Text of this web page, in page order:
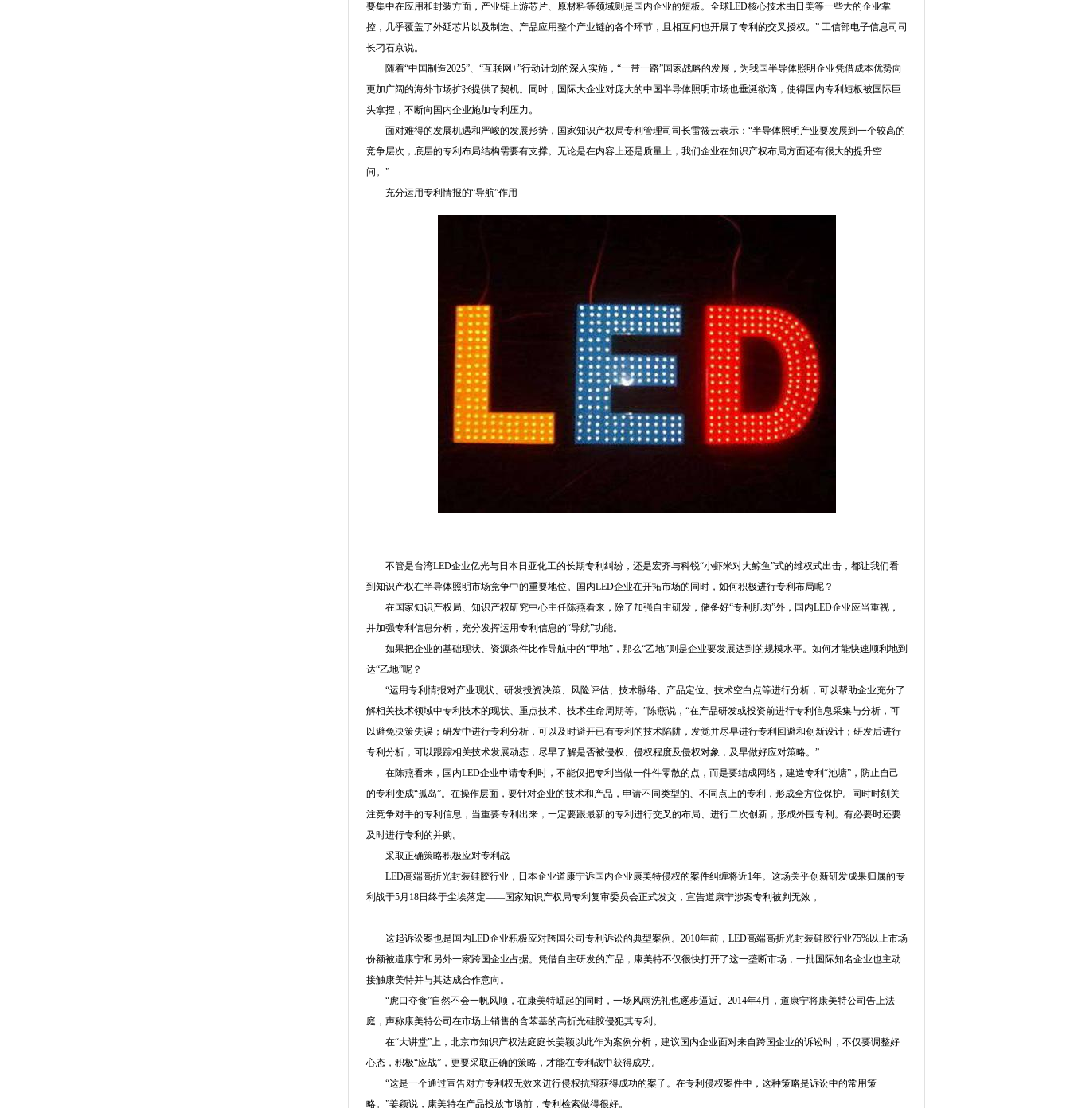
要集中在应用和封装方面，产业链上游芯片、原材料等领域则是国内企业的短板。全球LED核心技术由日美等一些大的企业掌
控，几乎覆盖了外延芯片以及制造、产品应用整个产业链的各个环节，且相互间也开展了专利的交叉授权。” 工信部电子信息司司
长刁石京说。
随着“中国制造2025”、“互联网+”行动计划的深入实施，“一带一路”国家战略的发展，为我国半导体照明企业凭借成本优势向
更加广阔的海外市场扩张提供了契机。同时，国际大企业对庞大的中国半导体照明市场也垂涎欲滴，使得国内专利短板被国际巨
头拿捏，不断向国内企业施加专利压力。
面对难得的发展机遇和严峻的发展形势，国家知识产权局专利管理司司长雷筱云表示：“半导体照明产业要发展到一个较高的
竞争层次，底层的专利布局结构需要有支撑。无论是在内容上还是质量上，我们企业在知识产权布局方面还有很大的提升空
间。”
充分运用专利情报的“导航”作用
不管是台湾LED企业亿光与日本日亚化工的长期专利纠纷，还是宏齐与科锐“小虾米对大鲸鱼”式的维权式出击，都让我们看
到知识产权在半导体照明市场竞争中的重要地位。国内LED企业在开拓市场的同时，如何积极进行专利布局呢？
在国家知识产权局、知识产权研究中心主任陈燕看来，除了加强自主研发，储备好“专利肌肉”外，国内LED企业应当重视，
并加强专利信息分析，充分发挥运用专利信息的“导航”功能。
如果把企业的基础现状、资源条件比作导航中的“甲地”，那么“乙地”则是企业要发展达到的规模水平。如何才能快速顺利地到
达“乙地”呢？
“运用专利情报对产业现状、研发投资决策、风险评估、技术脉络、产品定位、技术空白点等进行分析，可以帮助企业充分了
解相关技术领域中专利技术的现状、重点技术、技术生命周期等。”陈燕说，“在产品研发或投资前进行专利信息采集与分析，可
以避免决策失误；研发中进行专利分析，可以及时避开已有专利的技术陷阱，发觉并尽早进行专利回避和创新设计；研发后进行
专利分析，可以跟踪相关技术发展动态，尽早了解是否被侵权、侵权程度及侵权对象，及早做好应对策略。”
在陈燕看来，国内LED企业申请专利时，不能仅把专利当做一件件零散的点，而是要结成网络，建造专利“池塘”，防止自己
的专利变成“孤岛”。在操作层面，要针对企业的技术和产品，申请不同类型的、不同点上的专利，形成全方位保护。同时时刻关
注竞争对手的专利信息，当重要专利出来，一定要跟最新的专利进行交叉的布局、进行二次创新，形成外围专利。有必要时还要
及时进行专利的并购。
采取正确策略积极应对专利战
LED高端高折光封装硅胶行业，日本企业道康宁诉国内企业康美特侵权的案件纠缠将近1年。这场关乎创新研发成果归属的专
利战于5月18日终于尘埃落定——国家知识产权局专利复审委员会正式发文，宣告道康宁涉案专利被判无效 。
这起诉讼案也是国内LED企业积极应对跨国公司专利诉讼的典型案例。2010年前，LED高端高折光封装硅胶行业75%以上市场
份额被道康宁和另外一家跨国企业占据。凭借自主研发的产品，康美特不仅很快打开了这一垄断市场，一批国际知名企业也主动
接触康美特并与其达成合作意向。
“虎口夺食”自然不会一帆风顺，在康美特崛起的同时，一场风雨洗礼也逐步逼近。2014年4月，道康宁将康美特公司告上法
庭，声称康美特公司在市场上销售的含苯基的高折光硅胶侵犯其专利。
在“大讲堂”上，北京市知识产权法庭庭长姜颖以此作为案例分析，建议国内企业面对来自跨国企业的诉讼时，不仅要调整好
心态，积极“应战”，更要采取正确的策略，才能在专利战中获得成功。
“这是一个通过宣告对方专利权无效来进行侵权抗辩获得成功的案子。在专利侵权案件中，这种策略是诉讼中的常用策
略。”姜颖说，康美特在产品投放市场前，专利检索做得很好。